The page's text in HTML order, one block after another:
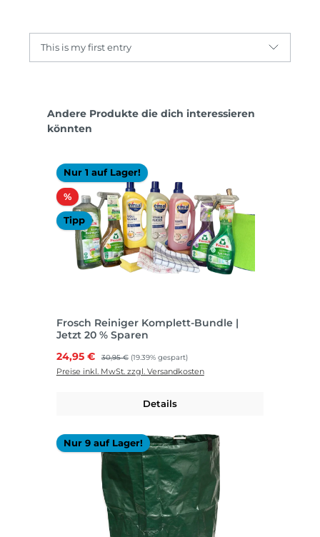
This is my first entry
Produktgalerie überspringen
Andere Produkte die dich interessieren
könnten
Nur 1 auf Lager!
%Rabatt
Tipp
Frosch Reiniger Komplett-Bundle |
Jetzt 20 % Sparen
Verkaufspreis:
24,95 € Regulärer Preis:
30,95 € (19.39% gespart)
Preise inkl. MwSt. zzgl. Versandkosten
Details
Nur 9 auf Lager!